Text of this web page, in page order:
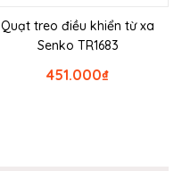
Quạt treo điều khiển từ xa
Senko TR1683
₫
451.000